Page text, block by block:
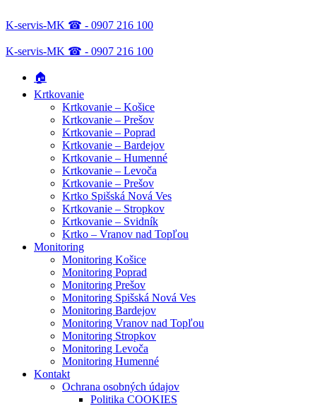
K-servis-MK ☎ - 0907 216 100
K-servis-MK ☎ - 0907 216 100
🏠
Krtkovanie
Krtkovanie – Košice
Krtkovanie – Prešov
Krtkovanie – Poprad
Krtkovanie – Bardejov
Krtkovanie – Humenné
Krtkovanie – Levoča
Krtkovanie – Prešov
Krtko Spišská Nová Ves
Krtkovanie – Stropkov
Krtkovanie – Svidník
Krtko – Vranov nad Topľou
Monitoring
Monitoring Košice
Monitoring Poprad
Monitoring Prešov
Monitoring Spišská Nová Ves
Monitoring Bardejov
Monitoring Vranov nad Topľou
Monitoring Stropkov
Monitoring Levoča
Monitoring Humenné
Kontakt
Ochrana osobných údajov
Politika COOKIES